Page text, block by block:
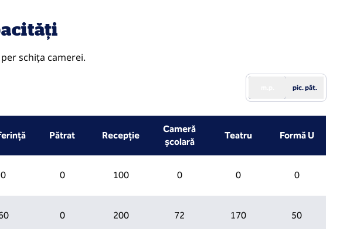
schița camerei.
pic. păt.
Pătrat Recepţie
Cameră
școlară
Teatru Formă U
0 0 100 0 0 0
0 200 72 170 50